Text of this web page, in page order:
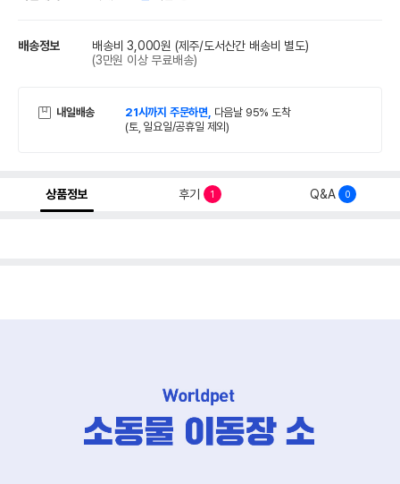
배송정보 배송비 3,000원 (제주/도서산간 배송비 별도)
(3만원 이상 무료배송)
내일배송 21시까지 주문하면, 다음날 95% 도착
(토, 일요일/공휴일 제외)
상품정보 후기 1 Q&A 0